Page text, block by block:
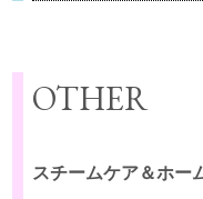
OTHER
スチームケア＆ホー